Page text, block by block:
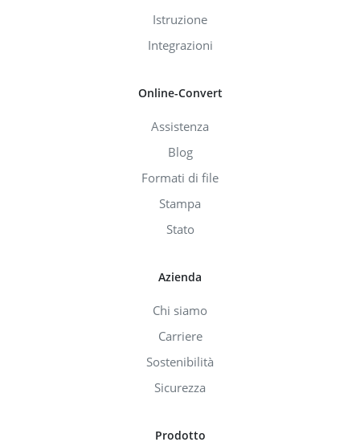
Istruzione
Integrazioni
Online-Convert
Assistenza
Blog
Formati di file
Stampa
Stato
Azienda
Chi siamo
Carriere
Sostenibilità
Sicurezza
Prodotto